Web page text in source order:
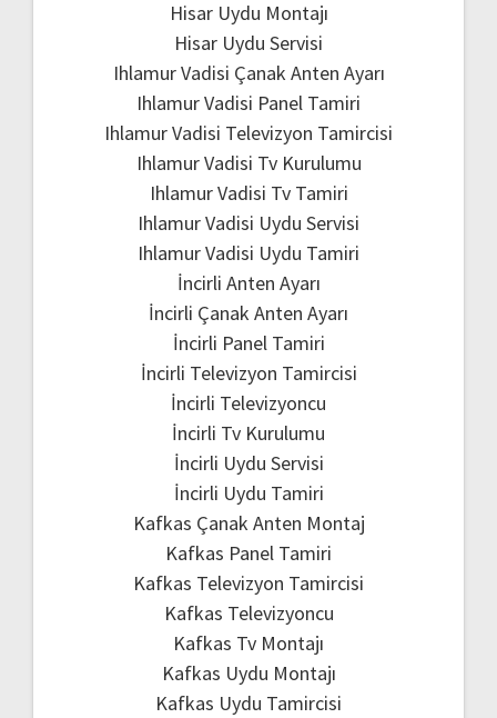
Hisar Uydu Montajı
Hisar Uydu Servisi
Ihlamur Vadisi Çanak Anten Ayarı
Ihlamur Vadisi Panel Tamiri
Ihlamur Vadisi Televizyon Tamircisi
Ihlamur Vadisi Tv Kurulumu
Ihlamur Vadisi Tv Tamiri
Ihlamur Vadisi Uydu Servisi
Ihlamur Vadisi Uydu Tamiri
İncirli Anten Ayarı
İncirli Çanak Anten Ayarı
İncirli Panel Tamiri
İncirli Televizyon Tamircisi
İncirli Televizyoncu
İncirli Tv Kurulumu
İncirli Uydu Servisi
İncirli Uydu Tamiri
Kafkas Çanak Anten Montaj
Kafkas Panel Tamiri
Kafkas Televizyon Tamircisi
Kafkas Televizyoncu
Kafkas Tv Montajı
Kafkas Uydu Montajı
Kafkas Uydu Tamircisi